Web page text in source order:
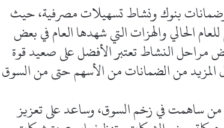
بنوك ونشاط تسهيلات مصرفية، حيث
الحالي والهزات التي شهدها العام في بعض
مراحل النشاط تعتبر الأفضل على صعيد قوة
المزيد من الضمانات من الأسهم حتى من السوق
ساهمت في زخم السوق، وساعد على تعزيز